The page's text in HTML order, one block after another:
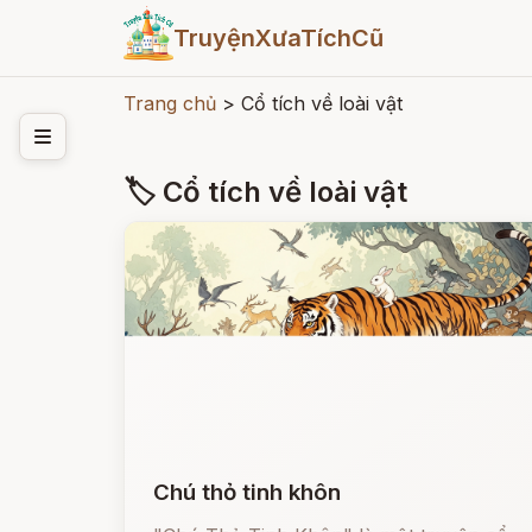
TruyệnXưaTíchCũ
Trang chủ > Cổ tích về loài vật
🏷 Cổ tích về loài vật
Chú thỏ tinh khôn